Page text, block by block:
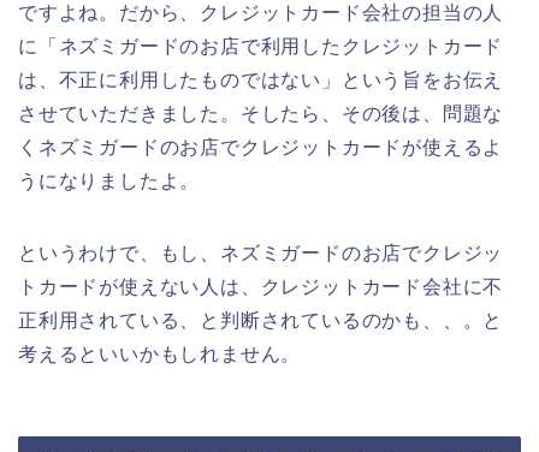
ですよね。だから、クレジットカード会社の担当の人
に「ネズミガードのお店で利用したクレジットカード
は、不正に利用したものではない」という旨をお伝え
させていただきました。そしたら、その後は、問題な
くネズミガードのお店でクレジットカードが使えるよ
うになりましたよ。
というわけで、もし、ネズミガードのお店でクレジッ
トカードが使えない人は、クレジットカード会社に不
正利用されている、と判断されているのかも、、。と
考えるといいかもしれません。